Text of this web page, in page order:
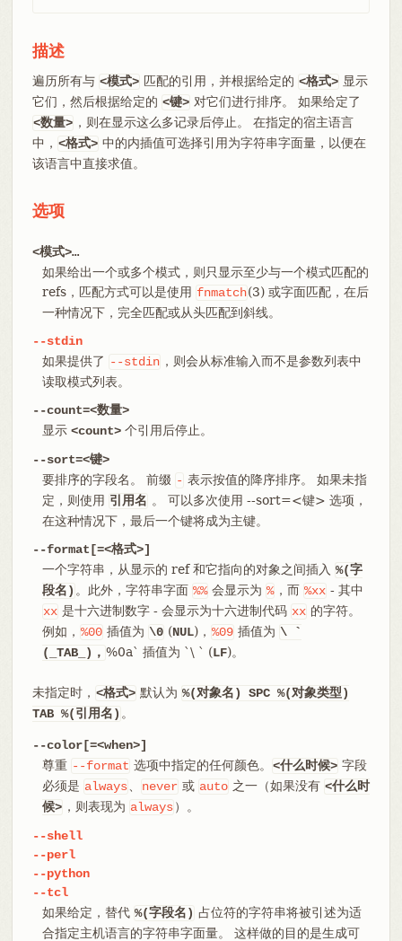
描述
遍历所有与 <模式> 匹配的引用，并根据给定的 <格式> 显示
它们，然后根据给定的 <键> 对它们进行排序。 如果给定了
<数量> ，则在显示这么多记录后停止。 在指定的宿主语言
中， <格式> 中的内插值可选择引用为字符串字面量，以便在
该语言中直接求值。
选项
<模式>…​
如果给出一个或多个模式，则只显示至少与一个模式匹配的
refs，匹配方式可以是使用 fnmatch(3) 或字面匹配，在后
一种情况下，完全匹配或从头匹配到斜线。
--stdin
如果提供了 --stdin ，则会从标准输入而不是参数列表中
读取模式列表。
--count=<数量>
显示 <count>个引用后停止。
--sort=<键>
要排序的字段名。 前缀 - 表示按值的降序排序。 如果未指
定，则使用 引用名 。 可以多次使用 --sort=<键> 选项，
在这种情况下，最后一个键将成为主键。
--format[=<格式>]
一个字符串，从显示的 ref 和它指向的对象之间插入 %(字
段名) 。此外，字符串字面 %%会显示为 %，而 %xx - 其中
xx 是十六进制数字 - 会显示为十六进制代码 xx 的字符。
例如， %00 插值为 \0 (NUL)， %09 插值为 \ `
(_TAB_)， %0a` 插值为 `\ ` (LF)。
未指定时， <格式> 默认为 %(对象名) SPC %(对象类型)
TAB %(引用名) 。
--color[=<when>]
尊重 --format 选项中指定的任何颜色。 <什么时候> 字段
必须是 always never 或 auto 之一（如果没有 <什么时
候> ，则表现为 always ）。
--shell
--perl
--python
--tcl
如果给定，替代 %(字段名) 占位符的字符串将被引述为适
合指定主机语言的字符串字面量。 这样做的目的是生成可